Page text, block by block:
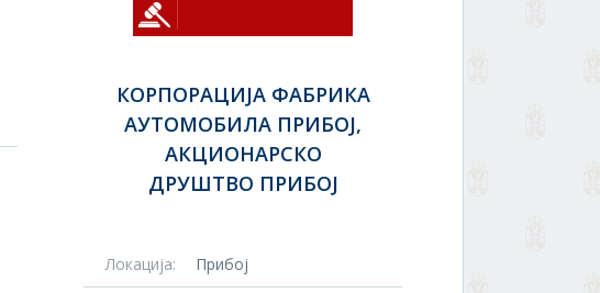
КОРПОРАЦИЈА ФАБРИКА
АУТОМОБИЛА ПРИБОЈ,
АКЦИОНАРСКО
ДРУШТВО ПРИБОЈ
Локација: Прибој